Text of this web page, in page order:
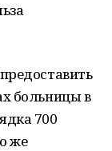
больницы в
700
же